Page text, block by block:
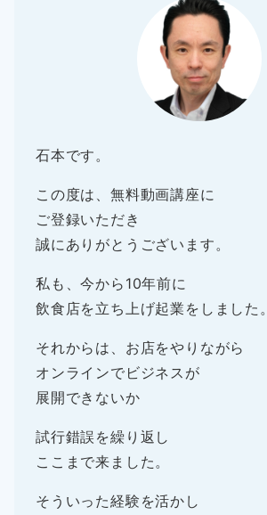
石本です。
この度は、無料動画講座に
ご登録いただき
誠にありがとうございます。
私も、今から10年前に
飲食店を立ち上げ起業をしました。
それからは、お店をやりながら
オンラインでビジネスが
展開できないか
試行錯誤を繰り返し
ここまで来ました。
そういった経験を活かし